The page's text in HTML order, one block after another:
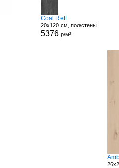
Coal Rett
20x120 см, пол/стены
5376 р/м²